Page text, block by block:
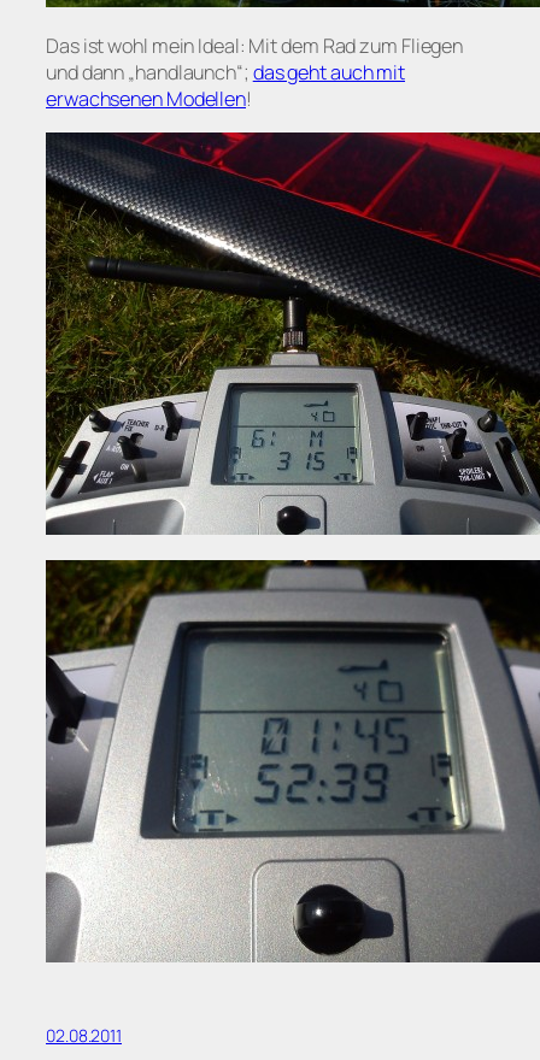
Das ist wohl mein Ideal: Mit dem Rad zum Fliegen
und dann „handlaunch“; das geht auch mit
erwachsenen Modellen!
02.08.2011